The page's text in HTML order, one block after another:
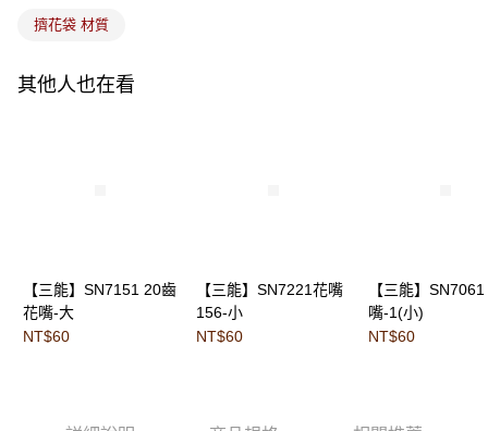
擠花袋 材質
其他人也在看
【三能】SN7151 20齒
花嘴-大
NT$60
【三能】SN7221花嘴
156-小
NT$60
【三能】
嘴-1(小)
NT$60